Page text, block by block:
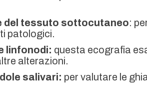
del tessuto sottocutaneo:
patologici.
linfonodi: questa ecografia
alterazioni.
salivari: per valutare le